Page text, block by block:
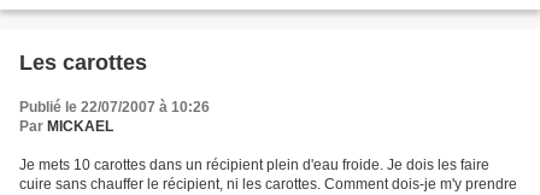
Les carottes
Publié le 22/07/2007 à 10:26
Par MICKAEL
Je mets 10 carottes dans un récipient plein d'eau froide. Je dois les faire
cuire sans chauffer le récipient, ni les carottes. Comment dois-je m'y prendre